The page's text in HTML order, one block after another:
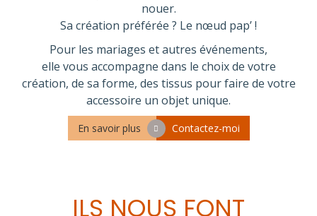
nouer.
Sa création préférée ? Le nœud pap’ !
Pour les mariages et autres événements,
elle vous accompagne dans le choix de votre
création, de sa forme, des tissus pour faire de votre
accessoire un objet unique.
En savoir plus Contactez-moi
ILS NOUS FONT